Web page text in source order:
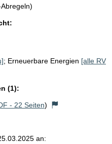
; Erneuerbare Energien [alle RV
(1):
- 22 Seiten)
an: